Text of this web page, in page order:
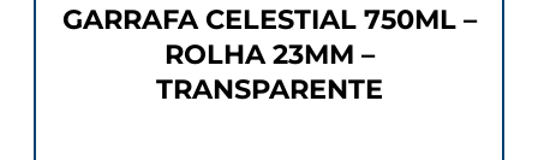
GARRAFA CELESTIAL 750ML –
ROLHA 23MM –
TRANSPARENTE